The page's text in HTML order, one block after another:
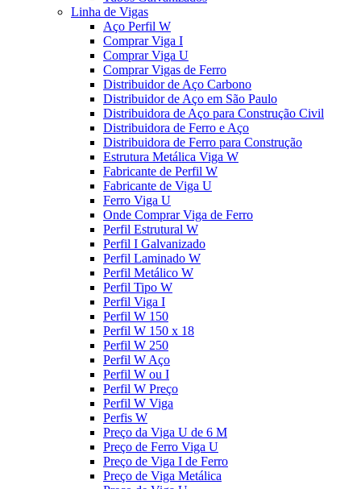
Linha de Vigas
Aço Perfil W
Comprar Viga I
Comprar Viga U
Comprar Vigas de Ferro
Distribuidor de Aço Carbono
Distribuidor de Aço em São Paulo
Distribuidora de Aço para Construção Civil
Distribuidora de Ferro e Aço
Distribuidora de Ferro para Construção
Estrutura Metálica Viga W
Fabricante de Perfil W
Fabricante de Viga U
Ferro Viga U
Onde Comprar Viga de Ferro
Perfil Estrutural W
Perfil I Galvanizado
Perfil Laminado W
Perfil Metálico W
Perfil Tipo W
Perfil Viga I
Perfil W 150
Perfil W 150 x 18
Perfil W 250
Perfil W Aço
Perfil W ou I
Perfil W Preço
Perfil W Viga
Perfis W
Preço da Viga U de 6 M
Preço de Ferro Viga U
Preço de Viga I de Ferro
Preço de Viga Metálica